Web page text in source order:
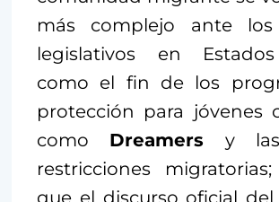
más complejo ante los
legislativos en
como el fin de los
protección para jóvenes
como Dreamers y las
restricciones
que el discurso oficial